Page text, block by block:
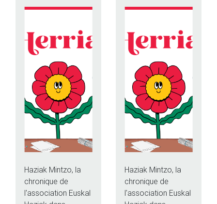
Haziak Mintzo, la
chronique de
l'association Euskal
Haziak Mintzo, la
chronique de
l'association Euskal